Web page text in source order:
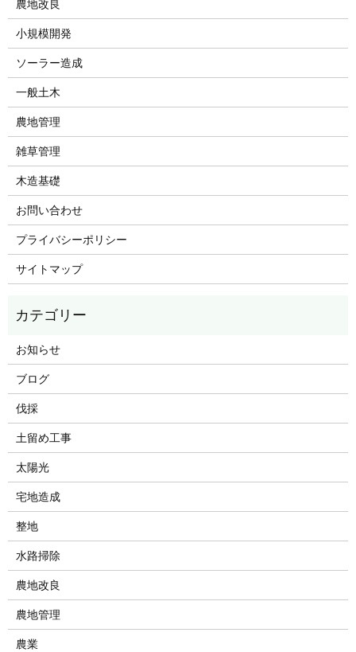
農地改良
小規模開発
ソーラー造成
一般土木
農地管理
雑草管理
木造基礎
お問い合わせ
プライバシーポリシー
サイトマップ
お知らせ
ブログ
伐採
土留め工事
太陽光
宅地造成
整地
水路掃除
農地改良
農地管理
農業